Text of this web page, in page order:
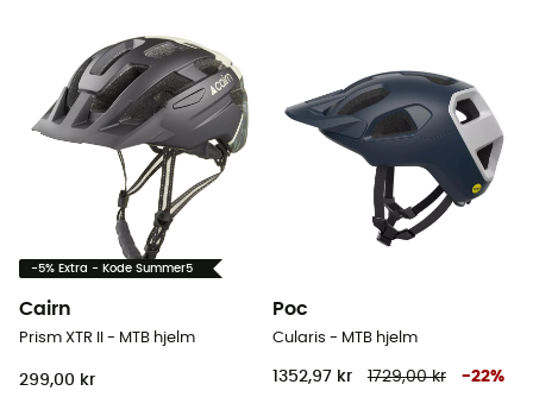
-5% Extra - Kode Summer5
Cairn
Prism XTR II - MTB hjelm
299,00 kr
Poc
Cularis - MTB hjelm
1352,97 kr 1729,00 kr -22%